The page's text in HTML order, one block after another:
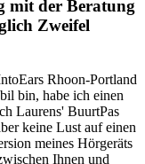
mit der Beratung
Zweifel
Rhoon-Portland
bin, habe ich einen
Laurens' BuurtPas
keine Lust auf einen
meines Hörgeräts
Ihnen und